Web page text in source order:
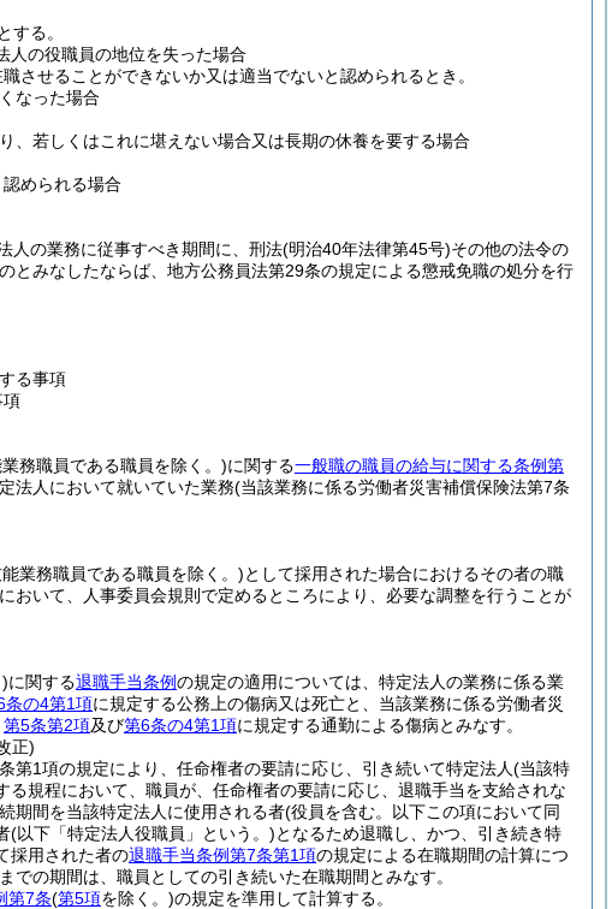
する。
人の役職員の地位を失った場合
させることができないか又は適当でないと認められるとき。
なった場合
、若しくはこれに堪えない場合又は長期の休養を要する場合
められる場合
人の業務に従事すべき期間に、刑法(明治40年法律第45号)その他の法令の
みなしたならば、地方公務員法第29条の規定による懲戒免職の処分を行
る事項
項
務職員である職員を除く。)に関する一般職の職員の給与に関する条例第
法人において就いていた業務(当該業務に係る労働者災害補償保険法第7条
業務職員である職員を除く。)として採用された場合におけるその者の職
いて、人事委員会規則で定めるところにより、必要な調整を行うことが
に関する退職手当条例の規定の適用については、特定法人の業務に係る業
条の4第1項に規定する公務上の傷病又は死亡と、当該業務に係る労働者災
第5条第2項及び第6条の4第1項に規定する通勤による傷病とみなす。
正)
第1項の規定により、任命権者の要請に応じ、引き続いて特定法人(当該特
る規程において、職員が、任命権者の要請に応じ、退職手当を支給されな
期間を当該特定法人に使用される者(役員を含む。以下この項において同
(以下「特定法人役職員」という。)となるため退職し、かつ、引き続き特
採用された者の退職手当条例第7条第1項の規定による在職期間の計算につ
の期間は、職員としての引き続いた在職期間とみなす。
第7条(第5項を除く。)の規定を準用して計算する。